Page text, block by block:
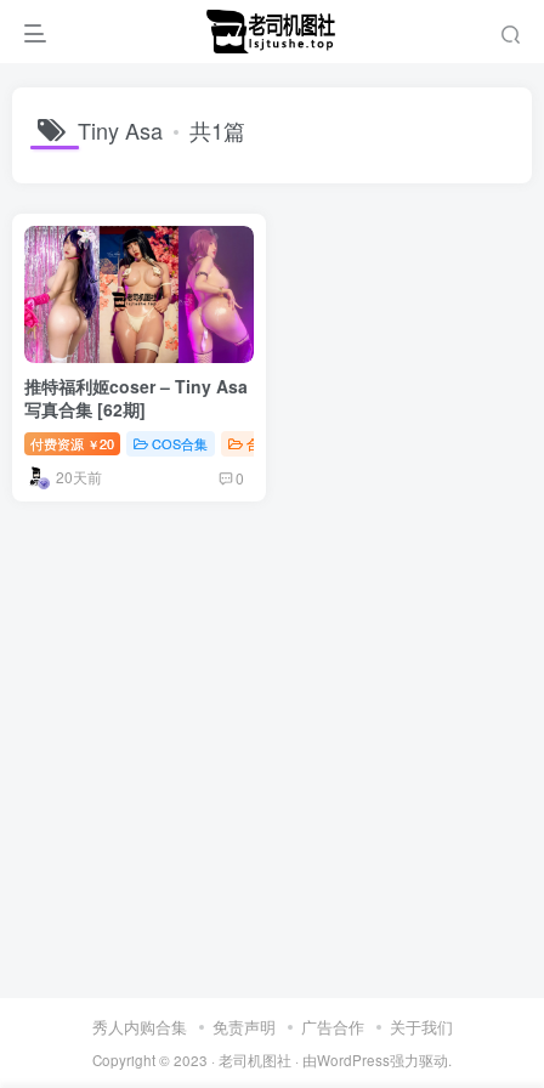
Tiny Asa 共1篇
推特福利姬coser – Tiny Asa
写真合集 [62期]
付费资源 ￥20 COS合集 合集打包
20天前 0
秀人内购合集 免责声明 广告合作 关于我们
Copyright © 2023 · 老司机图社 · 由WordPress强力驱动.